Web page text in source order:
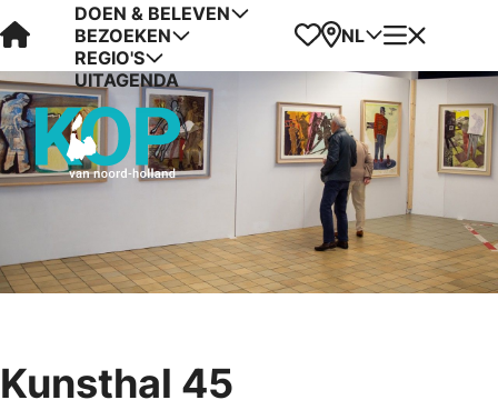
Visit Kop van Holland
DOEN & BELEVEN
BEZOEKEN
REGIO'S
UITAGENDA
Favorieten
Kaart
NL Menu
Kunsthal 45